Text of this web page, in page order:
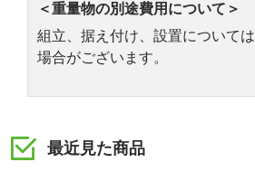
＜重量物の別途費用について＞
組立、据え付け、設置について
場合がございます。
最近見た商品